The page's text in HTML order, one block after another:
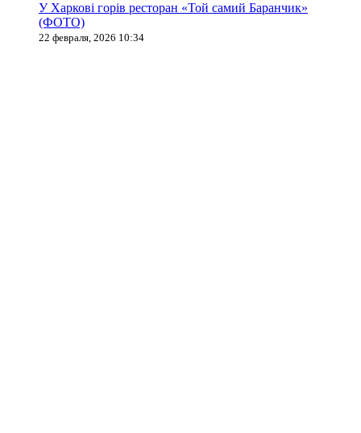
У Харкові горів ресторан «Той самий Баранчик»
(ФОТО)
22 февраля, 2026 10:34